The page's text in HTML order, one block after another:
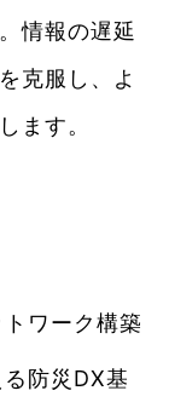
情報の遅延
克服し、よ
ます。
ワーク構築
防災DX基